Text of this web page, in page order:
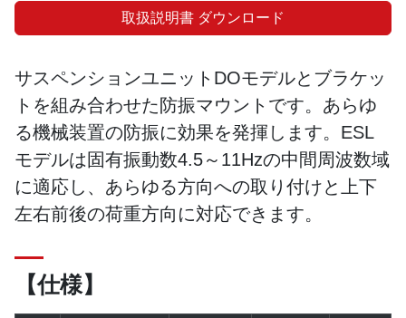
取扱説明書 ダウンロード
サスペンションユニットDOモデルとブラケッ
トを組み合わせた防振マウントです。あらゆ
る機械装置の防振に効果を発揮します。ESL
モデルは固有振動数4.5～11Hzの中間周波数域
に適応し、あらゆる方向への取り付けと上下
左右前後の荷重方向に対応できます。
【仕様】